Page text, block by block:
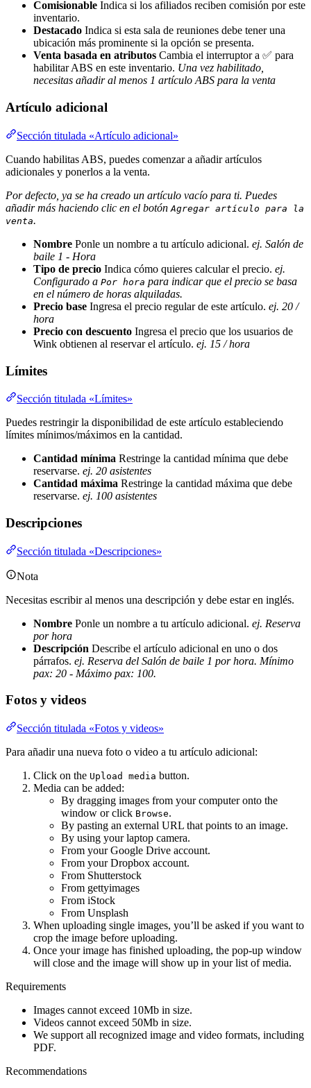
Comisionable Indica si los afiliados reciben comisión por este
inventario.
Destacado Indica si esta sala de reuniones debe tener una
ubicación más prominente si la opción se presenta.
Venta basada en atributos Cambia el interruptor a ✅ para
habilitar ABS en este inventario. Una vez habilitado,
necesitas añadir al menos 1 artículo ABS para la venta
Artículo adicional
Sección titulada «Artículo adicional»
Cuando habilitas ABS, puedes comenzar a añadir artículos
adicionales y ponerlos a la venta.
Por defecto, ya se ha creado un artículo vacío para ti. Puedes
añadir más haciendo clic en el botón Agregar artículo para la
venta.
Nombre Ponle un nombre a tu artículo adicional. ej. Salón de
baile 1 - Hora
Tipo de precio Indica cómo quieres calcular el precio. ej.
Configurado a Por hora para indicar que el precio se basa
en el número de horas alquiladas.
Precio base Ingresa el precio regular de este artículo. ej. 20 /
hora
Precio con descuento Ingresa el precio que los usuarios de
Wink obtienen al reservar el artículo. ej. 15 / hora
Límites
Sección titulada «Límites»
Puedes restringir la disponibilidad de este artículo estableciendo
límites mínimos/máximos en la cantidad.
Cantidad mínima Restringe la cantidad mínima que debe
reservarse. ej. 20 asistentes
Cantidad máxima Restringe la cantidad máxima que debe
reservarse. ej. 100 asistentes
Descripciones
Sección titulada «Descripciones»
Nota
Necesitas escribir al menos una descripción y debe estar en inglés.
Nombre Ponle un nombre a tu artículo adicional. ej. Reserva
por hora
Descripción Describe el artículo adicional en uno o dos
párrafos. ej. Reserva del Salón de baile 1 por hora. Mínimo
pax: 20 - Máximo pax: 100.
Fotos y videos
Sección titulada «Fotos y videos»
Para añadir una nueva foto o video a tu artículo adicional:
Click on the Upload media button.
Media can be added:
By dragging images from your computer onto the
window or click Browse.
By pasting an external URL that points to an image.
By using your laptop camera.
From your Google Drive account.
From your Dropbox account.
From Shutterstock
From gettyimages
From iStock
From Unsplash
When uploading single images, you’ll be asked if you want to
crop the image before uploading.
Once your image has finished uploading, the pop-up window
will close and the image will show up in your list of media.
Requirements
Images cannot exceed 10Mb in size.
Videos cannot exceed 50Mb in size.
We support all recognized image and video formats, including
PDF.
Recommendations